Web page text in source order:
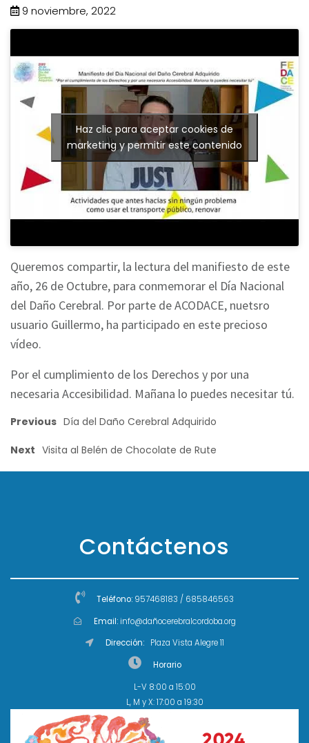
9 noviembre, 2022
Haz clic para aceptar cookies de
marketing y permitir este contenido
Queremos compartir, la lectura del manifiesto de este
año, 26 de Octubre, para conmemorar el Día Nacional
del Daño Cerebral. Por parte de ACODACE, nuetsro
usuario Guillermo, ha participado en este precioso
vídeo.
Por el cumplimiento de los Derechos y por una
necesaria Accesibilidad. Mañana lo puedes necesitar tú.
Previous Día del Daño Cerebral Adquirido
Next Visita al Belén de Chocolate de Rute
Contáctenos
Teléfono: 957468183 / 685846563
Email: info@dañocerebralcordoba.org
Dirección:Plaza Vista Alegre 11
Horario
L-V 8:00 a 15:00
L, M y X: 17:00 a 19:30